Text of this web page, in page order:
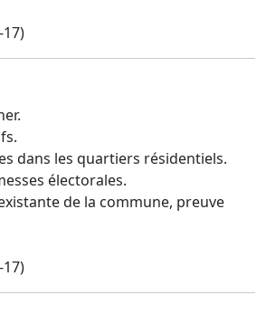
dans les quartiers résidentiels.
électorales.
de la commune, preuve